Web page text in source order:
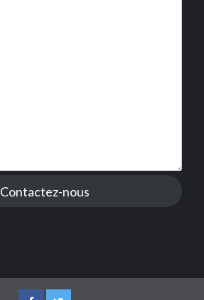
Contactez-nous